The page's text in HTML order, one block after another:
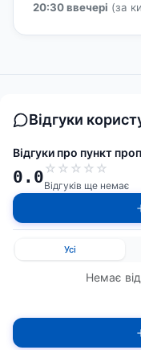
20:30 ввечері (за
Відгуки
Відгуки про пункт
0.0☆ ☆ ☆ ☆ ☆
Відгуків ще немає
Усі
Немає